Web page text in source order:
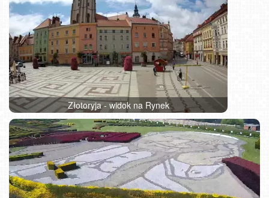
Złotoryja - widok na Rynek